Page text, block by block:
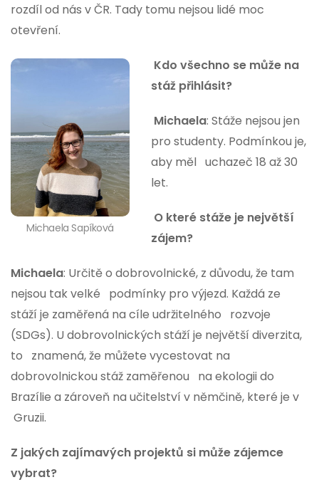
rozdíl od nás v ČR. Tady tomu nejsou lidé moc
otevření.
Michaela Sapíková
Kdo všechno se může na
stáž přihlásit?
Michaela: Stáže nejsou jen
pro studenty. Podmínkou je,
aby měl uchazeč 18 až 30
let.
O které stáže je největší
zájem?
Michaela: Určitě o dobrovolnické, z důvodu, že tam
nejsou tak velké podmínky pro výjezd. Každá ze
stáží je zaměřená na cíle udržitelného rozvoje
(SDGs). U dobrovolnických stáží je největší diverzita,
to znamená, že můžete vycestovat na
dobrovolnickou stáž zaměřenou na ekologii do
Brazílie a zároveň na učitelství v němčině, které je v
Gruzii.
Z jakých zajímavých projektů si může zájemce
vybrat?